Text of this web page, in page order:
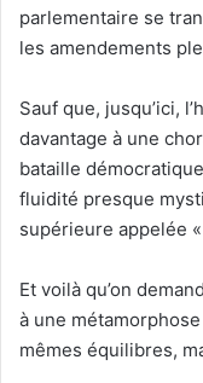
parlementaire se
les amendements
Sauf que, jusqu’ici,
davantage à une
bataille
fluidité presque
supérieure appelée
Et voilà qu’on
à une
mêmes équilibres,